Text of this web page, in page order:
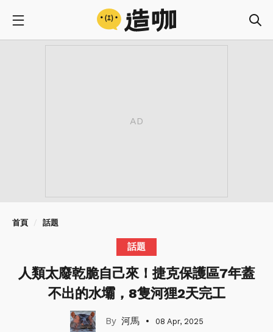
首頁 話題
話題
人類太廢乾脆自己來！捷克保護區7年蓋
不出的水壩，8隻河狸2天完工
河馬 08 Apr, 2025